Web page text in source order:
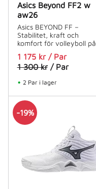
Asics Beyond FF2 w
aw26
Asics BEYOND FF –
Stabilitet, kraft och
komfort för volleyboll på
1 175kr / Par
1 300kr / Par
2 Par i lager
19%